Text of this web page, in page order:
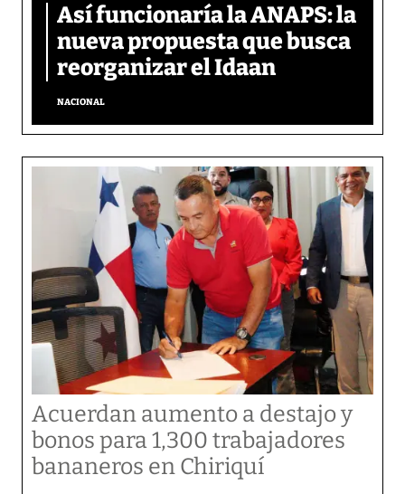
Así funcionaría la ANAPS: la
nueva propuesta que busca
reorganizar el Idaan
NACIONAL
Acuerdan aumento a destajo y
bonos para 1,300 trabajadores
bananeros en Chiriquí